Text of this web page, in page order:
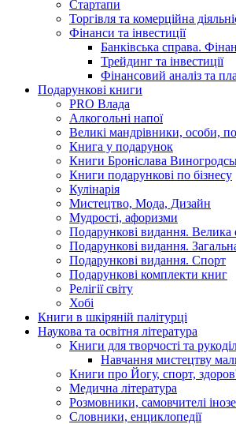
Стартапи
Торгівля та комерційна
Фінанси та інвестиції
Банківська справа.
Трейдинг та інвестиції
Фінансовий аналіз та
Подарункові книги
PRO Влада
Алкогольні напої
Великі мандрівники, особи,
Книга у подарунок
Книги Броніслава
Книги подарункові по бізнесу
Кулінарія
Мистецтво, Мода, Дизайн
Мудрості, афоризми
Подарункові видання. Велика
Подарункові видання.
Подарункові видання. Спорт
Подарункові комплекти книг
Релігії світу
Хобі
Книги в шкіряній палітурці
Наукова та освітня література
Книги для творчості та
Навчання мистецтву
Книги про Йогу, спорт,
Медична література
Розмовники, самовчителі
Словники, енциклопедії